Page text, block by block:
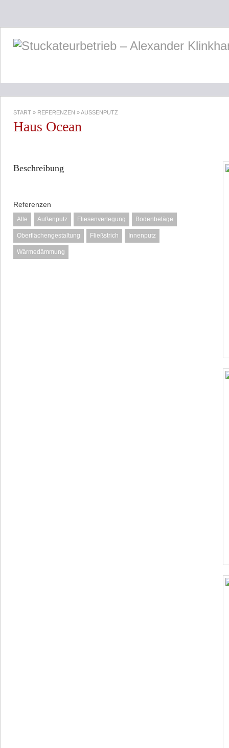
START » REFERENZEN »AUSSENPUTZ
Haus Ocean
Beschreibung
Referenzen
Alle Außenputz Fliesenverlegung Bodenbeläge
Oberflächengestaltung Fließstrich Innenputz
Wärmedämmung